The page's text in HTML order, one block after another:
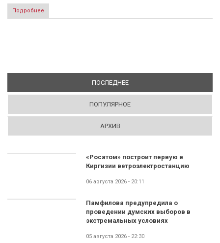
Подробнее
ПОСЛЕДНЕЕ(АКТИВНАЯ ВКЛАДКА)
ПОПУЛЯРНОЕ
АРХИВ
«Росатом» построит первую в
Киргизии ветроэлектростанцию
06 августа 2026 - 20:11
Памфилова предупредила о
проведении думских выборов в
экстремальных условиях
05 августа 2026 - 22:30